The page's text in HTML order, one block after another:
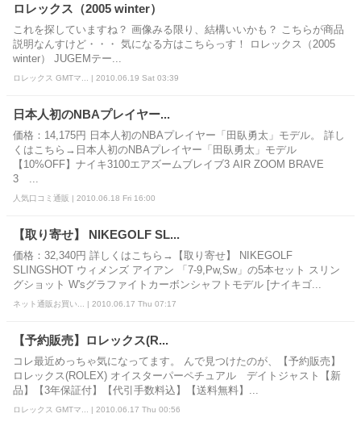
ロレックス（2005 winter）
これを探していますね？ 画像みる限り、結構いいかも？ こちらが商品
説明なんすけど・・・ 気になる方はこちらっす！ ロレックス（2005
winter） JUGEMテー...
ロレックス GMTマ... | 2010.06.19 Sat 03:39
日本人初のNBAプレイヤー...
価格：14,175円 日本人初のNBAプレイヤー「田臥勇太」モデル。 詳し
くはこちら→日本人初のNBAプレイヤー「田臥勇太」モデル
【10%OFF】ナイキ3100エアズームブレイブ3 AIR ZOOM BRAVE
3 ...
人気口コミ通販 | 2010.06.18 Fri 16:00
【取り寄せ】 NIKEGOLF SL...
価格：32,340円 詳しくはこちら→【取り寄せ】 NIKEGOLF
SLINGSHOT ウィメンズ アイアン 「7-9,Pw,Sw」の5本セット スリン
グショット W'sグラファイトカーボンシャフトモデル [ナイキゴ...
ネット通販お買い... | 2010.06.17 Thu 07:17
【予約販売】ロレックス(R...
コレ最近めっちゃ気になってます。 んで見つけたのが、【予約販売】
ロレックス(ROLEX) オイスターパーペチュアル デイトジャスト【新
品】【3年保証付】【代引手数料込】【送料無料】...
ロレックス GMTマ... | 2010.06.17 Thu 00:56